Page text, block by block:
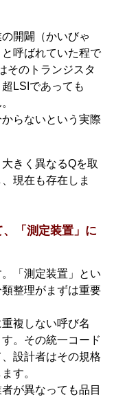
開闢（かいびゃ
呼ばれていた程で
そのトランジスタ
LSIであっても
らないという実際
きく異なるQを取
現在も存在しま
「測定装置」に
「測定装置」とい
整理がまずは重要
複しない呼び名
。その統一コード
設計者はその規格
す。
が異なっても品目